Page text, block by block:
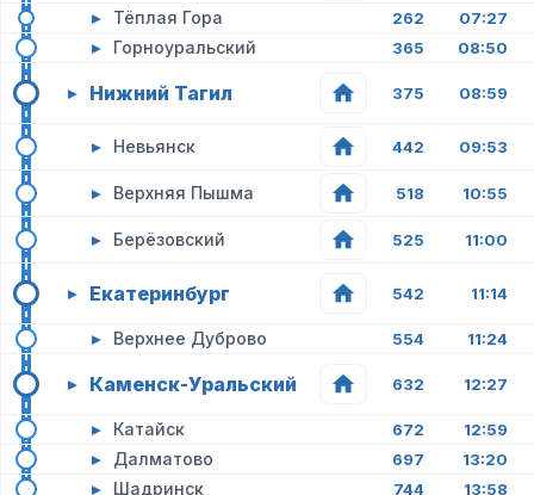
▸ Тёплая Гора 262 07:27
▸ Горноуральский 365 08:50
▸ Нижний Тагил 375 08:59
▸ Невьянск 442 09:53
▸ Верхняя Пышма 518 10:55
▸ Берёзовский 525 11:00
▸ Екатеринбург 542 11:14
▸ Верхнее Дуброво 554 11:24
▸ Каменск-Уральский 632 12:27
▸ Катайск 672 12:59
▸ Далматово 697 13:20
▸ Шадринск 744 13:58